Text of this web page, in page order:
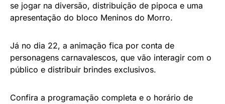
se jogar na diversão, distribuição de pipoca e uma
apresentação do bloco Meninos do Morro.
Já no dia 22, a animação fica por conta de
personagens carnavalescos, que vão interagir com o
público e distribuir brindes exclusivos.
Confira a programação completa e o horário de